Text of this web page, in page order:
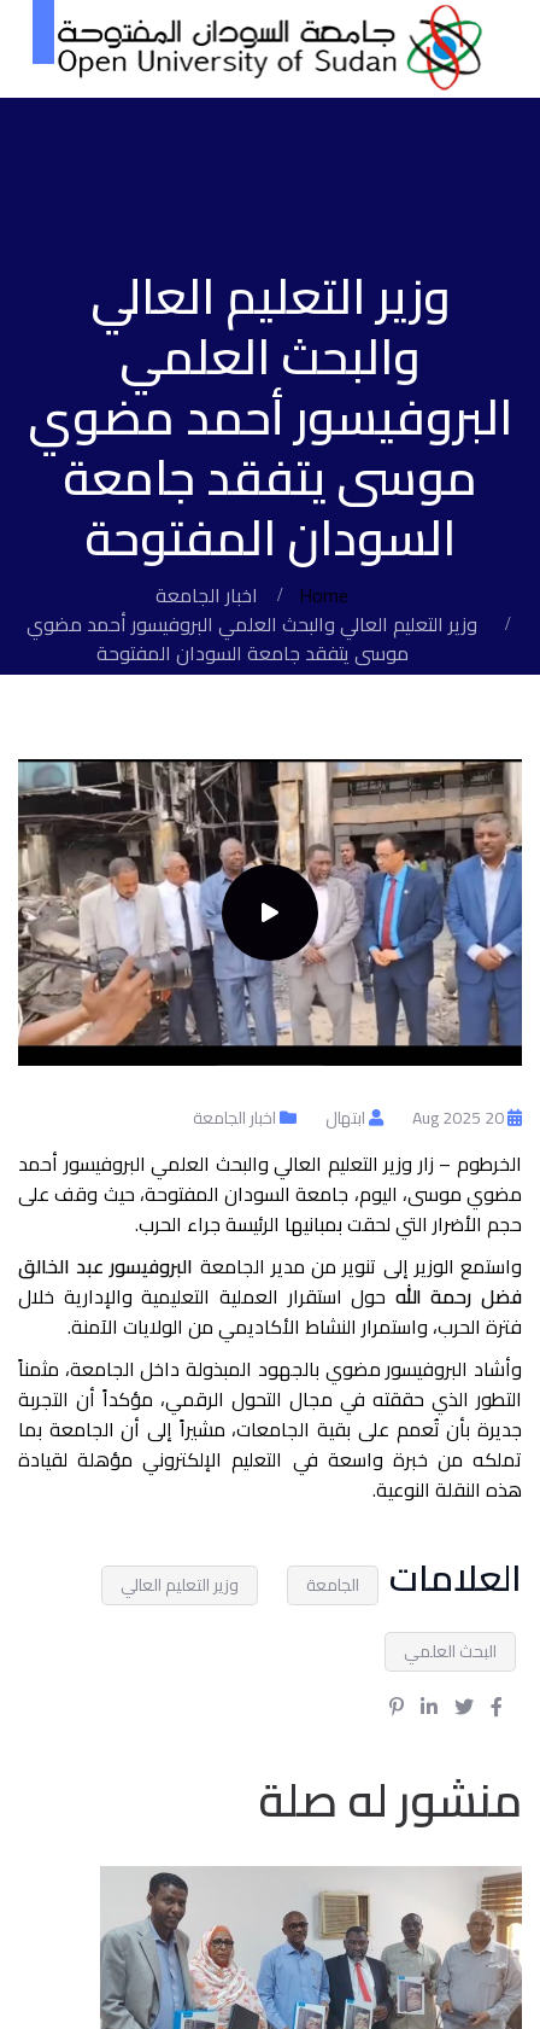
وزير التعليم العالي
والبحث العلمي
البروفيسور أحمد مضوي
موسى يتفقد جامعة
السودان المفتوحة
Home
اخبار الجامعة
وزير التعليم العالي والبحث العلمي البروفيسور أحمد مضوي
موسى يتفقد جامعة السودان المفتوحة
ابتهال اخبار الجامعة
الخرطوم – زار وزير التعليم العالي والبحث العلمي البروفيسور أحمد
مضوي موسى، اليوم، جامعة السودان المفتوحة، حيث وقف على
حجم الأضرار التي لحقت بمبانيها الرئيسة جراء الحرب.
واستمع الوزير إلى تنوير من مدير الجامعة البروفيسور عبد الخالق
فضل رحمة الله حول استقرار العملية التعليمية والإدارية خلال
فترة الحرب، واستمرار النشاط الأكاديمي من الولايات الآمنة.
وأشاد البروفيسور مضوي بالجهود المبذولة داخل الجامعة، مثمناً
التطور الذي حققته في مجال التحول الرقمي، مؤكداً أن التجربة
جديرة بأن تُعمم على بقية الجامعات، مشيراً إلى أن الجامعة بما
تملكه من خبرة واسعة في التعليم الإلكتروني مؤهلة لقيادة
هذه النقلة النوعية.
العلامات الجامعة وزير التعليم العالي
البحث العلمي
منشور له صلة